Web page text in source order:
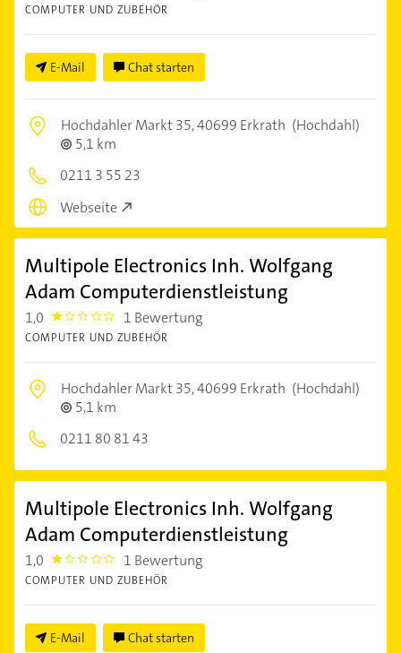
COMPUTER UND ZUBEHÖR
E-Mail Chat starten
Hochdahler Markt 35,40699 Erkrath (Hochdahl)
5,1 km
0211 3 55 23
Webseite
Multipole Electronics Inh. Wolfgang
Adam Computerdienstleistung
1,0 1.0 1 Bewertung
COMPUTER UND ZUBEHÖR
Hochdahler Markt 35,40699 Erkrath (Hochdahl)
5,1 km
0211 80 81 43
Multipole Electronics Inh. Wolfgang
Adam Computerdienstleistung
1,0 1.0 1 Bewertung
COMPUTER UND ZUBEHÖR
E-Mail Chat starten